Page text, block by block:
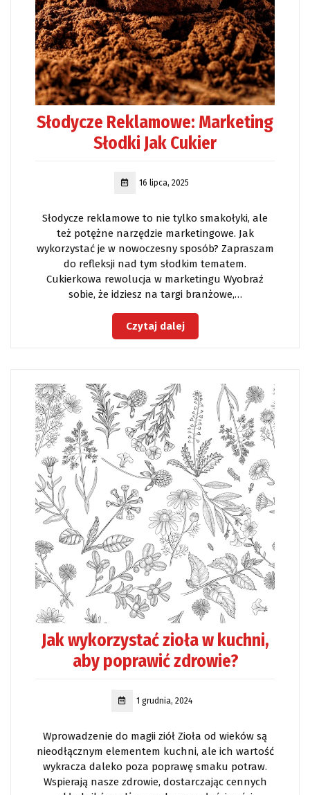
Słodycze Reklamowe: Marketing
Słodki Jak Cukier
16 lipca, 2025
Słodycze reklamowe to nie tylko smakołyki, ale
też potężne narzędzie marketingowe. Jak
wykorzystać je w nowoczesny sposób? Zapraszam
do refleksji nad tym słodkim tematem.
Cukierkowa rewolucja w marketingu Wyobraź
sobie, że idziesz na targi branżowe,…
Czytaj dalej
Jak wykorzystać zioła w kuchni,
aby poprawić zdrowie?
1 grudnia, 2024
Wprowadzenie do magii ziół Zioła od wieków są
nieodłącznym elementem kuchni, ale ich wartość
wykracza daleko poza poprawę smaku potraw.
Wspierają nasze zdrowie, dostarczając cennych